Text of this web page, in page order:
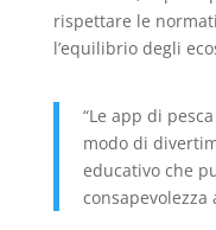
rispettare le
l’equilibrio degli
“Le app di
modo di
educativo che
consapevolezza